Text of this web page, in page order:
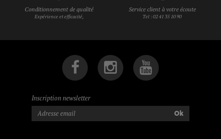
Conditionnement de qualité
Expérience et efficacité,
Service client à votre écoute
Tel : 02 41 35 10 90
Inscription newsletter
Ok